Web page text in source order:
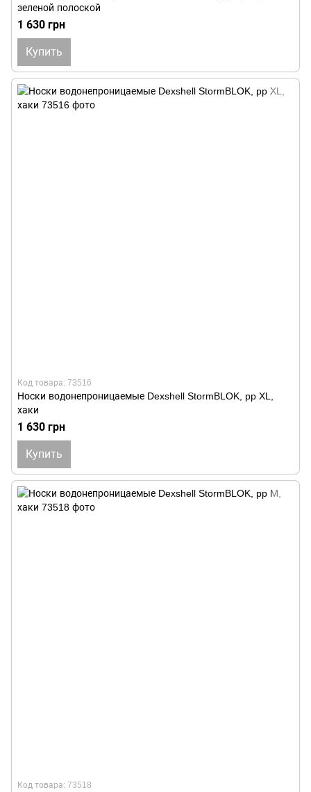
зеленой полоской
1 630 грн
Купить
Код товара: 73516
Носки водонепроницаемые Dexshell StormBLOK, pp XL,
хаки
1 630 грн
Купить
Код товара: 73518